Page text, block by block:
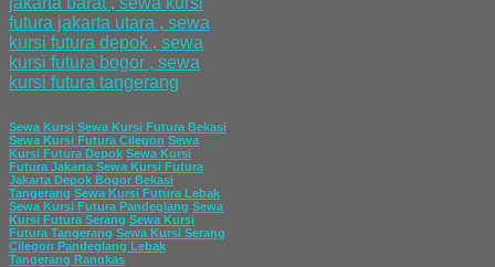
Sewa Kursi Sewa Kursi Futura Bekasi
Sewa Kursi Futura Cilegon Sewa
Kursi Futura Depok Sewa Kursi
Futura Jakarta Sewa Kursi Futura
Jakarta Depok Bogor Bekasi
Tangerang Sewa Kursi Futura Lebak
Sewa Kursi Futura Pandeglang Sewa
Kursi Futura Serang Sewa Kursi
Futura Tangerang Sewa Kursi Serang
Cilegon Pandeglang Lebak
Tangerang Rangkas